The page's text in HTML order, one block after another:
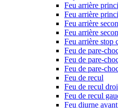
Feu arrière
Feu arrière
Feu arrière
Feu arrière
Feu arrière stop
Feu de pare-
Feu de pare-
Feu de pare-
Feu de recul
Feu de recul
Feu de recul
Feu diurne